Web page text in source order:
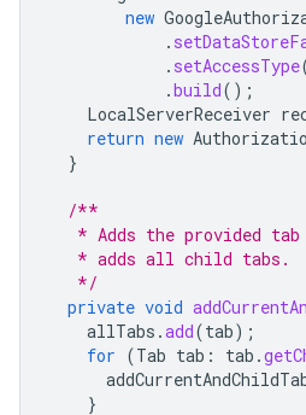
new
.
. setAccessType
.build();
LocalServerReceiver
return new
}
/**
* Adds the provided
   * adds all child tabs.
   */
private void
allTabs .add(tab);
for (Tab tab : tab .
}